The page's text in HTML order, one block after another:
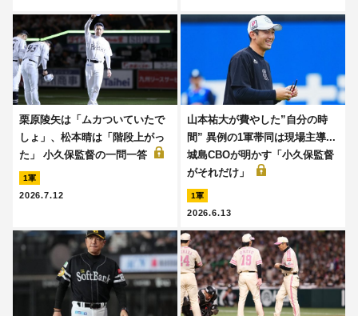
栗原陵矢は「ムカついていたで
しょ」、松本晴は「階段上がっ
た」 小久保監督の一問一答
1軍
2026.7.12
山本祐大が費やした”自分の時
間” 異例の1軍帯同は現場主導...
城島CBOが明かす「小久保監督
がそれだけ」
1軍
2026.6.13